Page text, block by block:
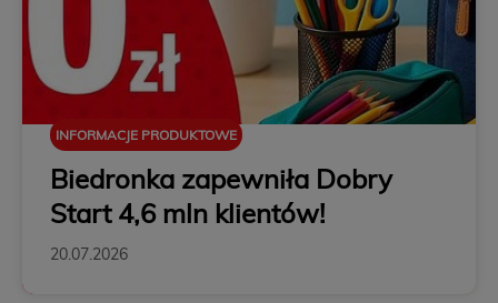
INFORMACJE PRODUKTOWE
Biedronka zapewniła Dobry
Start 4,6 mln klientów!
20.07.2026